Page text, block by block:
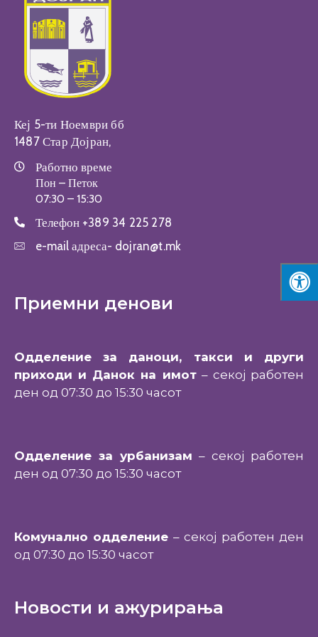
Настани
Кеј 5-ти Ноември бб
1487 Стар Дојран,
Работно време
Пон – Петок
07:30 – 15:30
Телефон +389 34 225 278
e-mail адреса- dojran@t.mk
Приемни денови
Одделение за даноци, такси и други
приходи и Данок на имот– секој работен
ден од 07:30 до 15:30 часот
Одделение за урбанизам – секој работен
ден од 07:30 до 15:30 часот
Комунално одделение – секој работен ден
од 07:30 до 15:30 часот
Новости и ажурирања